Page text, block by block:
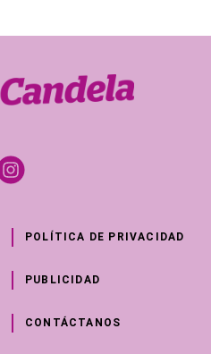
POLÍTICA DE PRIVACIDAD
PUBLICIDAD
CONTÁCTANOS